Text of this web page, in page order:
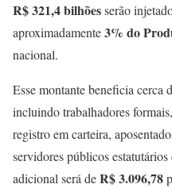
R$ 321,4 bilhõesserão
aproximadamente3% do
nacional.
Esse montante beneficia cerca
incluindo trabalhadores
registro em carteira,
servidores públicos
adicional será deR$ 3.096,78